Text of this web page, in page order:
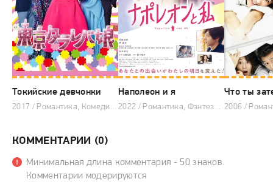
Токийские девчонки
2017 / Романтика, Комедия, Японские дорамы
Наполеон и я
2022 / Романтика, Фэнтези, Японские дорамы
Что ты
КОММЕНТАРИИ (0)
Минимальная длина комментария - 50 знаков.
Комментарии модерируются